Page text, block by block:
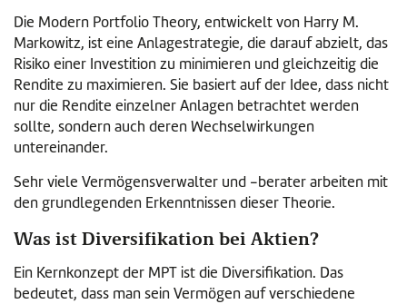
Die Modern Portfolio Theory, entwickelt von Harry M.
Markowitz, ist eine Anlagestrategie, die darauf abzielt, das
Risiko einer Investition zu minimieren und gleichzeitig die
Rendite zu maximieren. Sie basiert auf der Idee, dass nicht
nur die Rendite einzelner Anlagen betrachtet werden
sollte, sondern auch deren Wechselwirkungen
untereinander.
Sehr viele Vermögensverwalter und -berater arbeiten mit
den grundlegenden Erkenntnissen dieser Theorie.
Was ist Diversifikation bei Aktien?
Ein Kernkonzept der MPT ist die Diversifikation. Das
bedeutet, dass man sein Vermögen auf verschiedene